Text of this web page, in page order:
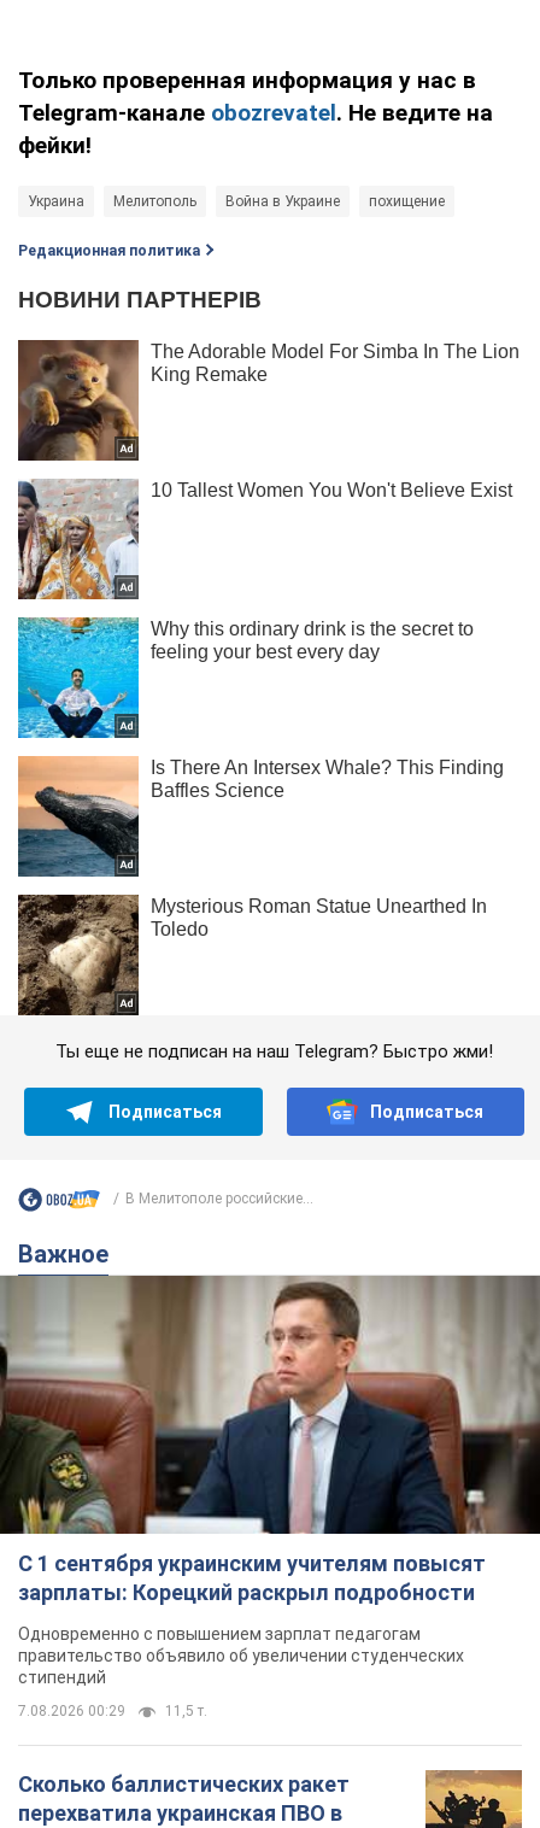
Только проверенная информация у нас в
Telegram-канале obozrevatel. Не ведите на
фейки!
Украина Мелитополь Война в Украине похищение
Редакционная политика
Ты еще не подписан на наш Telegram? Быстро жми!
Подписаться Подписаться
В Мелитополе российские...
Важное
С 1 сентября украинским учителям повысят
зарплаты: Корецкий раскрыл подробности
Одновременно с повышением зарплат педагогам
правительство объявило об увеличении студенческих
стипендий
7.08.2026 00:29 11,5 т.
Сколько баллистических ракет
перехватила украинская ПВО в